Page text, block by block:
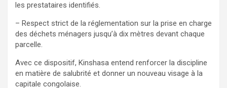
les prestataires identifiés.
– Respect strict de la réglementation sur la prise en charge
des déchets ménagers jusqu’à dix mètres devant chaque
parcelle.
Avec ce dispositif, Kinshasa entend renforcer la discipline
en matière de salubrité et donner un nouveau visage à la
capitale congolaise.